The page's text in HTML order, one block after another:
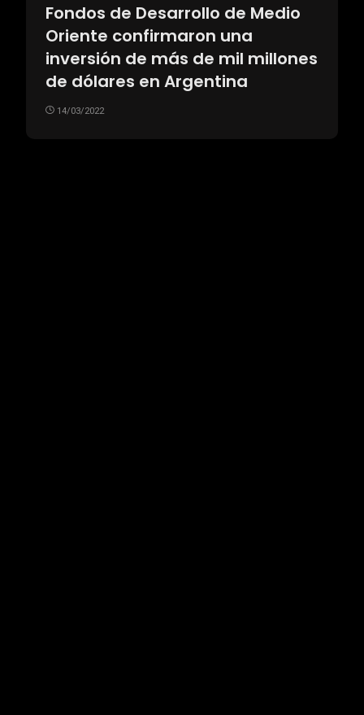
Fondos de Desarrollo de Medio
Oriente confirmaron una
inversión de más de mil millones
de dólares en Argentina
14/03/2022